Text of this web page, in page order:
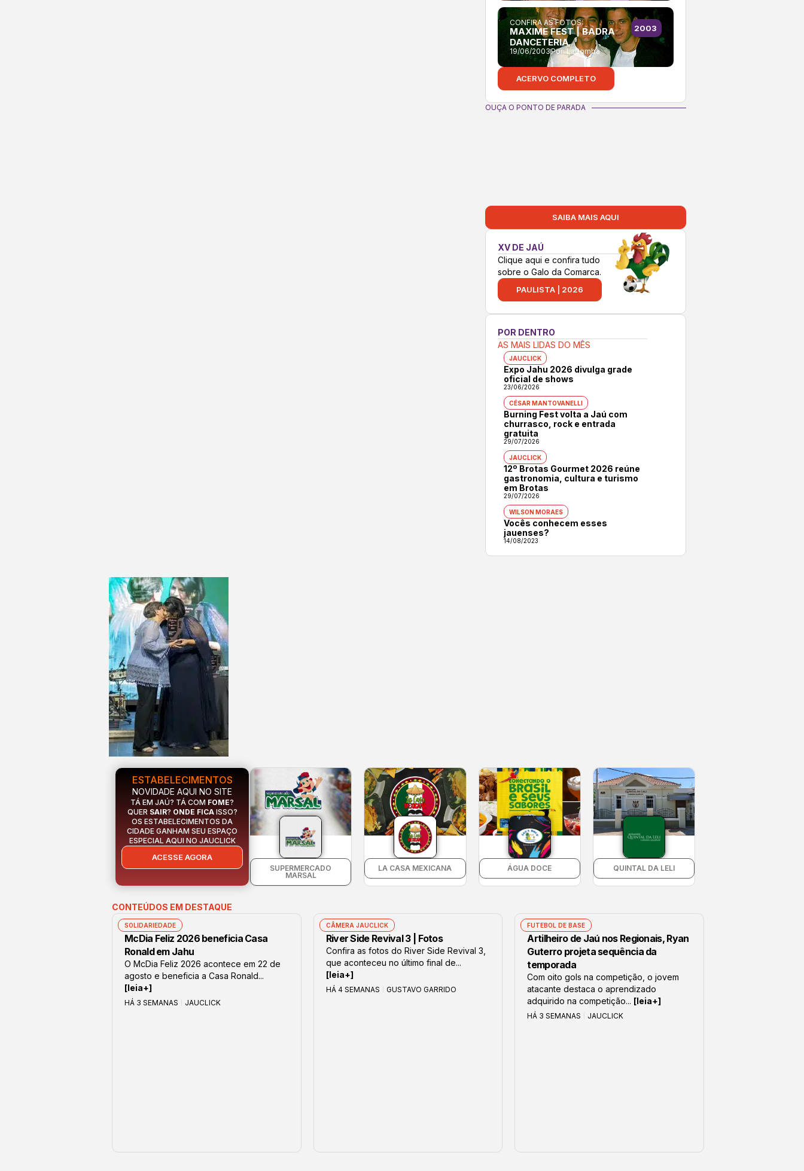
CONFIRA AS FOTOS:
MAXIME FEST | BADRA
DANCETERIA
19/06/2003Por:LaBomba
2003
ACERVO COMPLETO
OUÇA O PONTO DE PARADA
SAIBA MAIS AQUI
XV DE JAÚ
Clique aqui e confira tudo
sobre o Galo da Comarca.
PAULISTA | 2026
POR DENTRO
AS MAIS LIDAS DO MÊS
JAUCLICK
Expo Jahu 2026 divulga grade
oficial de shows
23/06/2026
CÉSAR MANTOVANELLI
Burning Fest volta a Jaú com
churrasco, rock e entrada
gratuita
29/07/2026
JAUCLICK
12º Brotas Gourmet 2026 reúne
gastronomia, cultura e turismo
em Brotas
29/07/2026
WILSON MORAES
Vocês conhecem esses
jauenses?
14/08/2023
SUPERMERCADO
MARSAL
LA CASA MEXICANA ÁGUA DOCE QUINTAL DA LELI
ESTABELECIMENTOS
NOVIDADE AQUI NO SITE
TÁ EM JAÚ? TÁ COM FOME?
QUER SAIR? ONDE FICAISSO?
OS ESTABELECIMENTOS DA
CIDADE GANHAM SEU ESPAÇO
ESPECIAL AQUI NO JAUCLICK
ACESSE AGORA
CONTEÚDOS EM DESTAQUE
SOLIDARIEDADE
McDia Feliz 2026 beneficia Casa
Ronald em Jahu
O McDia Feliz 2026 acontece em 22 de
agosto e beneficia a Casa Ronald...
[leia+]
HÁ 3 SEMANAS JAUCLICK
CÂMERA JAUCLICK
River Side Revival 3 | Fotos
Confira as fotos do River Side Revival 3,
que aconteceu no último final de...
[leia+]
HÁ 4 SEMANAS GUSTAVO GARRIDO
FUTEBOL DE BASE
Artilheiro de Jaú nos Regionais, Ryan
Guterro projeta sequência da
temporada
Com oito gols na competição, o jovem
atacante destaca o aprendizado
adquirido na competição... [leia+]
HÁ 3 SEMANAS JAUCLICK